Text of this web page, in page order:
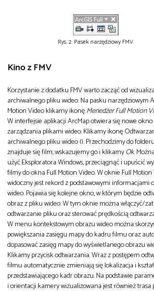
Rys. 2. Pasek narzędziowy FMV.
Kino z FMV
Korzystanie z dodatku FMV warto zacząć od
archiwalnego pliku wideo. Na pasku narzędziowym
Motion Video klikamy ikonęMenedżer Full Motion
W interfejsie aplikacji ArcMap otwiera się nowe
zarządzania plikami wideo. Klikamy ikonę
archiwalnego pliku wideo (). Przechodzimy do
znajduje się film, wskazujemy go i klikamyOk.
użyć Eksploratora Windows, przeciągnąć i upuścić
filmy do okna Full Motion Video. W oknie Full
widoczny jest rekord z podstawowymi informacjami
wideo. Pojawia się kolejne okno, w którym będzie
obraz z pliku wideo. W tym oknie można włączyć/
odtwarzanie pliku oraz sterować prędkością
W menu kontekstowym obrazu wideo można
powiększania zasięgu mapy do kadru filmu oraz
dopasować zasięg mapy do wyświetlanego obrazu
Klikamy przycisk odtwarzania. Wraz z postępem
filmu automatycznie zmieniają się lokalizacja i
przedstawiającego kadr obrazu. Na podstawie
i orientacji kamery wizualizowana jest również trasa